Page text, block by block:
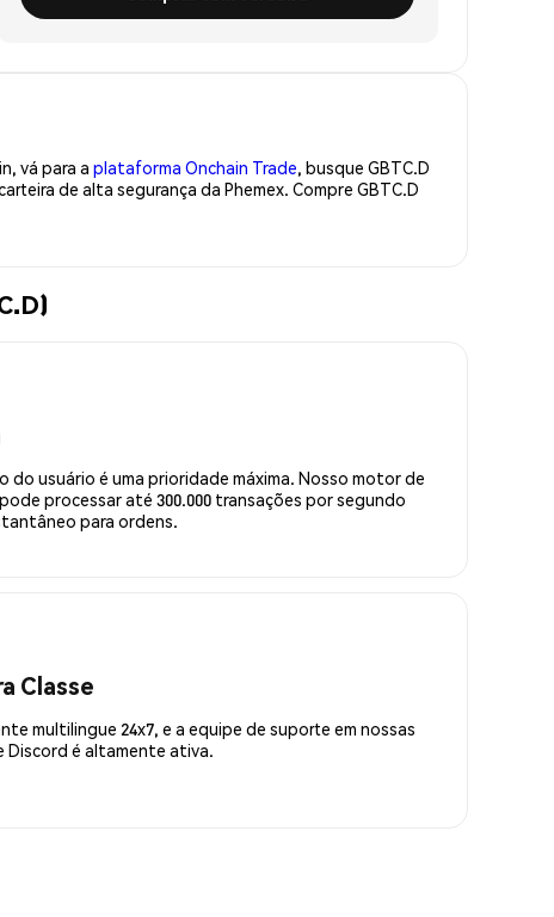
vá para a plataforma Onchain Trade, busque GBTC.D
de alta segurança da Phemex. Compre GBTC.D
do usuário é uma prioridade máxima. Nosso motor de
processar até 300.000 transações por segundo
para ordens.
Classe
multilingue 24x7, e a equipe de suporte em nossas
Discord é altamente ativa.